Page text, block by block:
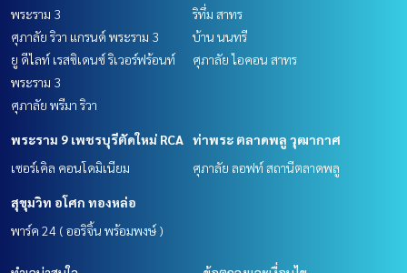
พระราม 3
ศุภาลัย ริวา แกรนด์ พระราม 3
ยู ดีไลท์ เรสซิเดนซ์ ริเวอร์ฟร้อนท์
พระราม 3
ศุภาลัย พรีมา ริวา
ริทึ่ม สาทร
บ้าน นนทรี
ศุภาลัย ไอคอน สาทร
พระราม 9 เพชรบุรีตัดใหม่ RCA
เซอร์เคิล คอนโดมิเนียม
ท่าพระ ตลาดพลู วุฒากาศ
ศุภาลัย ลอฟท์ สถานีตลาดพลู
สุขุมวิท อโศก ทองหล่อ
พาร์ค 24 ( ออริจิ้น พร้อมพงษ์ )